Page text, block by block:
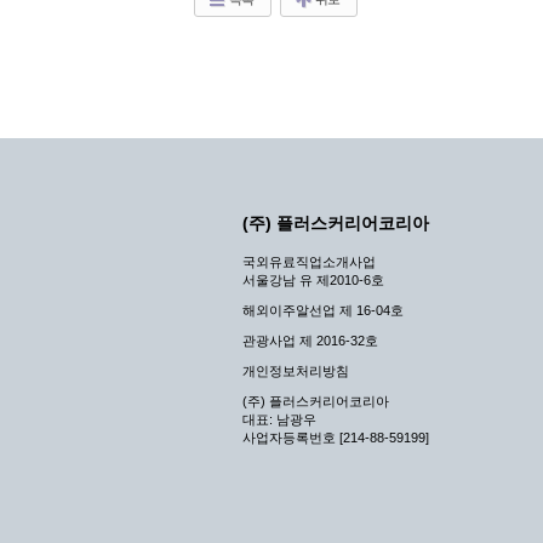
(주) 플러스커리어코리아
국외유료직업소개사업
서울강남 유 제2010-6호
해외이주알선업 제 16-04호
관광사업 제 2016-32호
개인정보처리방침
(주) 플러스커리어코리아
대표: 남광우
사업자등록번호 [214-88-59199]